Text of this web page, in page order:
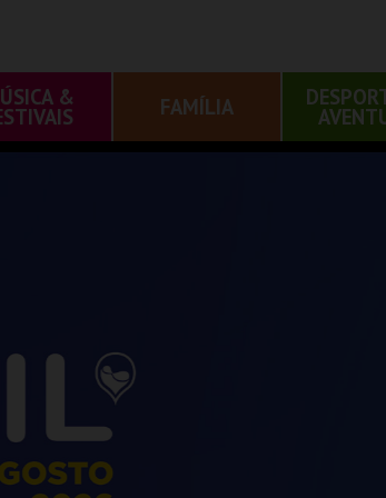
& FAMÍLIA